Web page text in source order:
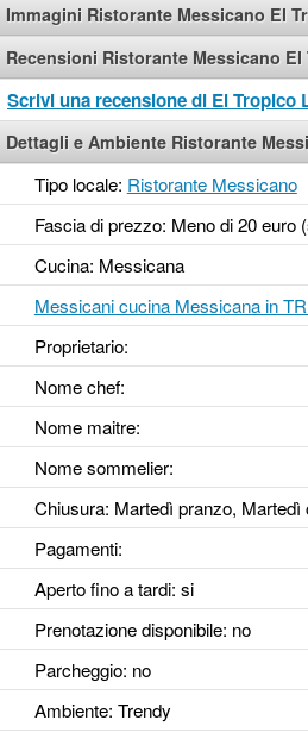
Immagini Ristorante Messicano El
Recensioni Ristorante Messicano
Scrivi una recensione di El Tropico
Dettagli e Ambiente Ristorante
Tipo locale: Ristorante Messicano
Fascia di prezzo: Meno di 20 euro
Cucina: Messicana
Messicani cucina Messicana in
Proprietario:
Nome chef:
Nome maitre:
Nome sommelier:
Chiusura: Martedì pranzo, Martedì
Pagamenti:
Aperto fino a tardi: si
Prenotazione disponibile: no
Parcheggio: no
Ambiente: Trendy